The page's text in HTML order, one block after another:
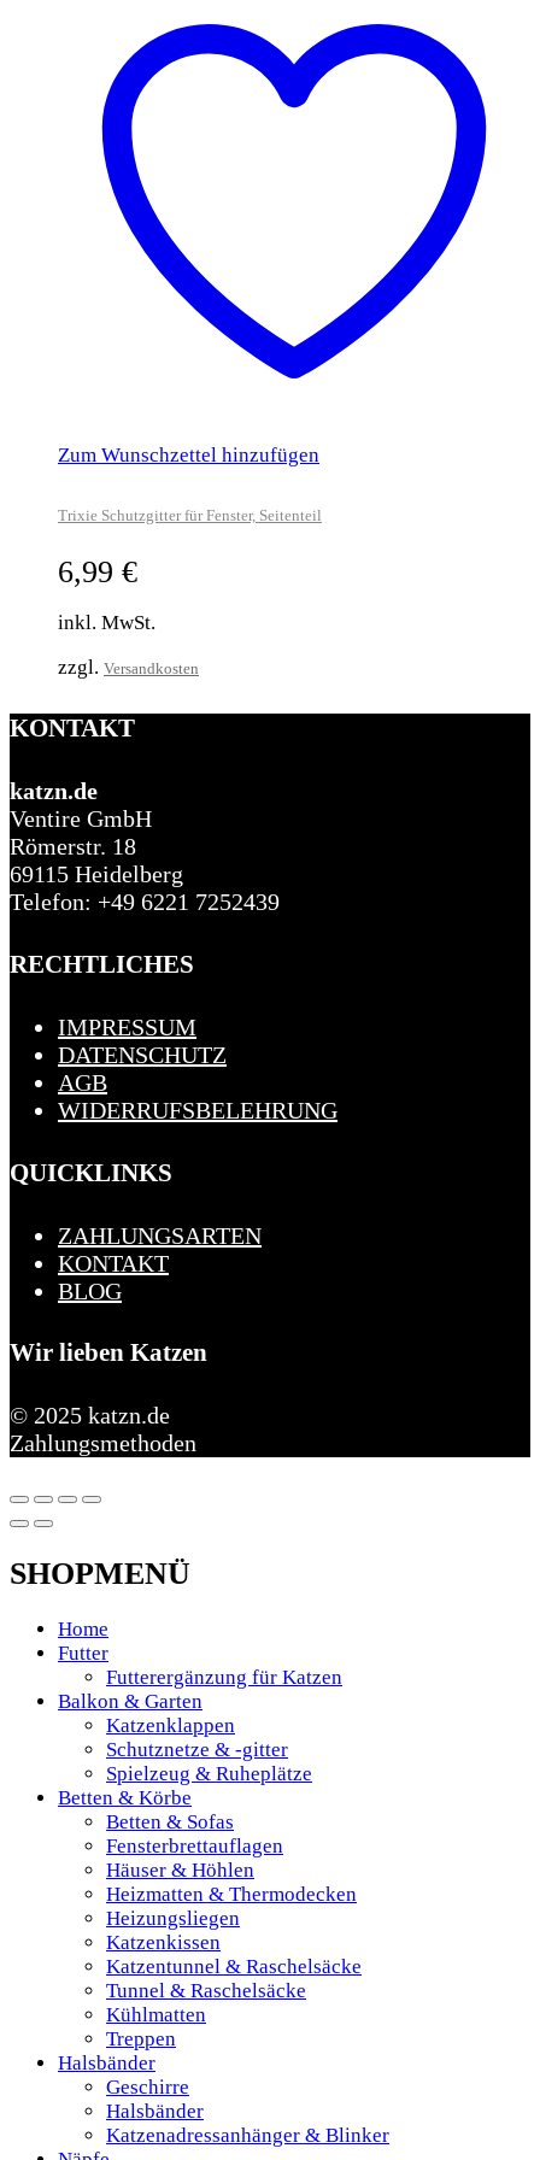
Zum Wunschzettel hinzufügen
Trixie Schutzgitter für Fenster, Seitenteil
6,99 €
inkl. MwSt.
zzgl. Versandkosten
KONTAKT
katzn.de
Ventire GmbH
Römerstr. 18
69115 Heidelberg
Telefon: +49 6221 7252439
RECHTLICHES
IMPRESSUM
DATENSCHUTZ
AGB
WIDERRUFSBELEHRUNG
QUICKLINKS
ZAHLUNGSARTEN
KONTAKT
BLOG
Wir lieben Katzen
© 2025 katzn.de
Zahlungsmethoden
SHOPMENÜ
Home
Futter
Futterergänzung für Katzen
Balkon & Garten
Katzenklappen
Schutznetze & -gitter
Spielzeug & Ruheplätze
Betten & Körbe
Betten & Sofas
Fensterbrettauflagen
Häuser & Höhlen
Heizmatten & Thermodecken
Heizungsliegen
Katzenkissen
Katzentunnel & Raschelsäcke
Tunnel & Raschelsäcke
Kühlmatten
Treppen
Halsbänder
Geschirre
Halsbänder
Katzenadressanhänger & Blinker